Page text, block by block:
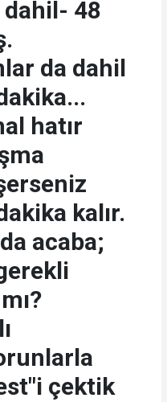
48
da dahil
hatır
kalır.
acaba;
çektik